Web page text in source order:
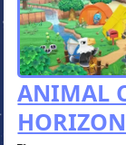
ANIMAL